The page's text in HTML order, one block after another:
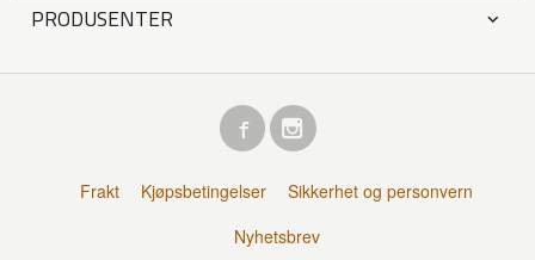
PRODUSENTER
Frakt Kjøpsbetingelser
Sikkerhet og personvern
Nyhetsbrev